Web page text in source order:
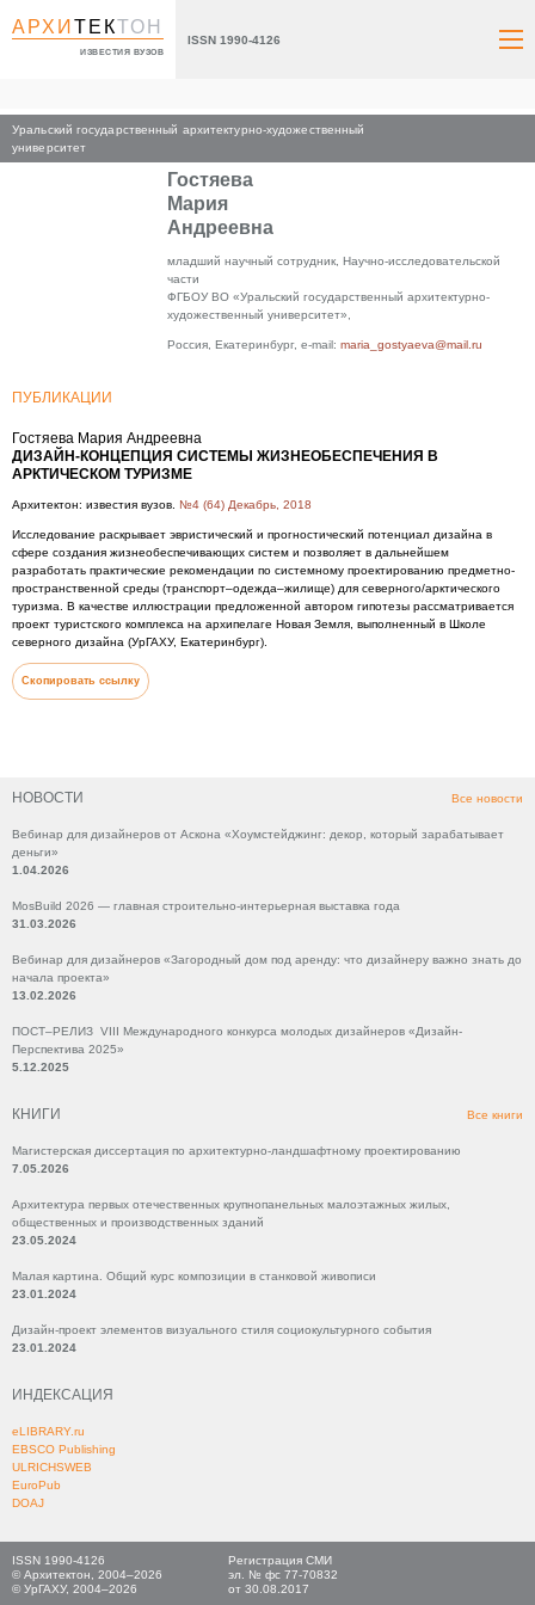
АРХИТЕКТОН
ИЗВЕСТИЯ ВУЗОВ
ISSN 1990-4126
Уральский государственный архитектурно-художественный
университет
НОВОСТИ Все новости
Вебинар для дизайнеров от Аскона «Хоумстейджинг: декор, который зарабатывает
деньги»
1.04.2026
MosBuild 2026 — главная строительно-интерьерная выставка года
31.03.2026
Вебинар для дизайнеров «Загородный дом под аренду: что дизайнеру важно знать до
начала проекта»
13.02.2026
ПОСТ–РЕЛИЗ VIII Международного конкурса молодых дизайнеров «Дизайн-
Перспектива 2025»
5.12.2025
КНИГИ Все книги
Магистерская диссертация по архитектурно-ландшафтному проектированию
7.05.2026
Архитектура первых отечественных крупнопанельных малоэтажных жилых,
общественных и производственных зданий
23.05.2024
Малая картина. Общий курс композиции в станковой живописи
23.01.2024
Дизайн-проект элементов визуального стиля социокультурного события
23.01.2024
ИНДЕКСАЦИЯ
eLIBRARY.ru
EBSCO Publishing
ULRICHSWEB
EuroPub
DOAJ
Главная
Гостяева
Мария
Андреевна
младший научный сотрудник, Научно-исследовательской
части
ФГБОУ ВО «Уральский государственный архитектурно-
художественный университет»,
Россия, Екатеринбург, e-mail: maria_gostyaeva@mail.ru
ПУБЛИКАЦИИ
Гостяева Мария Андреевна
ДИЗАЙН-КОНЦЕПЦИЯ СИСТЕМЫ ЖИЗНЕОБЕСПЕЧЕНИЯ В
АРКТИЧЕСКОМ ТУРИЗМЕ
Архитектон: известия вузов. №4 (64) Декабрь, 2018
Исследование раскрывает эвристический и прогностический потенциал дизайна в
сфере создания жизнеобеспечивающих систем и позволяет в дальнейшем
разработать практические рекомендации по системному проектированию предметно-
пространственной среды (транспорт–одежда–жилище) для северного/арктического
туризма. В качестве иллюстрации предложенной автором гипотезы рассматривается
проект туристского комплекса на архипелаге Новая Земля, выполненный в Школе
северного дизайна (УрГАХУ, Екатеринбург).
Скопировать ссылку
ISSN 1990-4126
© Архитектон, 2004–2026
© УрГАХУ, 2004–2026
Регистрация СМИ
эл. № фс 77-70832
от 30.08.2017